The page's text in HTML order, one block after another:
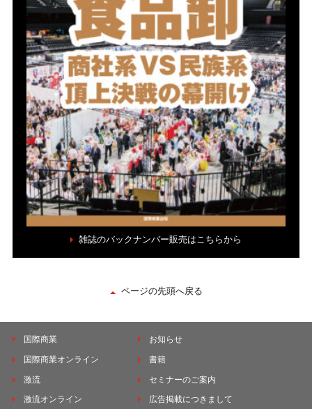
雑誌のバックナンバー販売はこちらから
ページの先頭へ戻る
国際商業
国際商業オンライン
激流
激流オンライン
お知らせ
書籍
セミナーのご案内
広告掲載につきまして